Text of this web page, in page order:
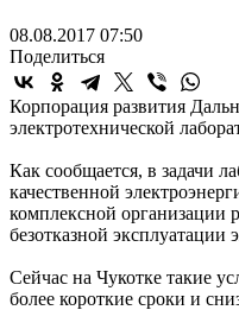
08.08.2017 07:50
Поделиться
Корпорация развития
электротехнической
Как сообщается, в задачи
качественной
комплексной организации
безотказной
Сейчас на Чукотке такие
более короткие сроки и